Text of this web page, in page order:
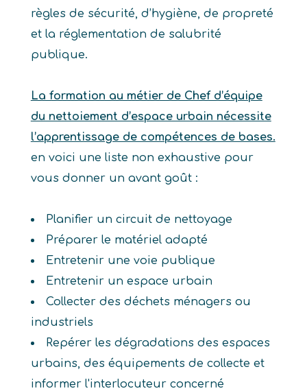
règles de sécurité, d’hygiène, de propreté
et la réglementation de salubrité
publique.
La formation au métier de Chef d’équipe
du nettoiement d’espace urbain nécessite
l’apprentissage de compétences de bases.
en voici une liste non exhaustive pour
vous donner un avant goût :
Planifier un circuit de nettoyage
Préparer le matériel adapté
Entretenir une voie publique
Entretenir un espace urbain
Collecter des déchets ménagers ou
industriels
Repérer les dégradations des espaces
urbains, des équipements de collecte et
informer l'interlocuteur concerné